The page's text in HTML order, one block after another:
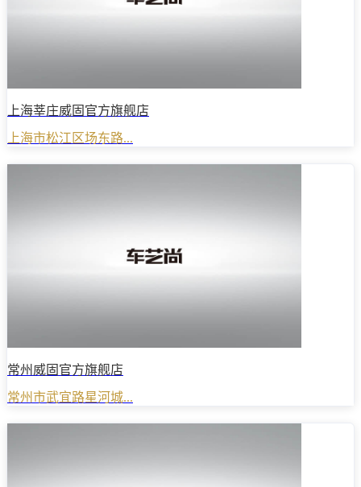
上海莘庄威固官方旗舰店
上海市松江区场东路...
常州威固官方旗舰店
常州市武宜路星河城...